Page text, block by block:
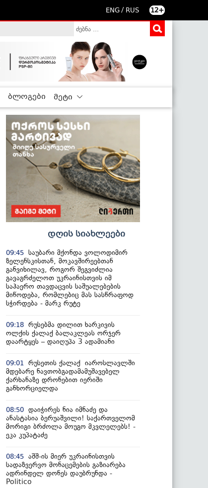
ENG / RUS 12+
ბლოგები მეტი
დღის სიახლეები
09:45 საუბარი მქონდა ვოლოდიმირ
ზელენსკისთან, მოკავშირეებთან
განვიხილავ, როგორ შეგვიძლია
გავაგრძელოთ უკრაინისთვის იმ
საჰაერო თავდაცვის საშუალებების
მიწოდება, რომლებიც მას სასწრაფოდ
სჭირდება - მარკ რუტე
09:18 რუსებმა დილით ხარკივის
ოლქის ქალაქ ბალაკლეას ორჯერ
დაარტყეს – დაიღუპა 3 ადამიანი
09:01
რუსეთის ქალაქ იაროსლავლში
მდებარე ნავთობგადამამუშავებელ
ქარხანაზე დრონებით იერიში
განხორციელდა
08:50 დაიჭირეს ნია იმნაძე და
ანასტასია ბერუაშვილი! საქართველომ
მორიგი ბრძოლა მოუგო მკვლელებს! -
ეკა კუპატაძე
08:45 აშშ-ის მიერ უკრაინისთვის
სადაზვერვო მონაცემების გაზიარება
ადრინდელ დონეს დაუბრუნდა -
Politico